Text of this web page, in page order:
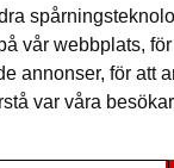
vår webbplats,
annonser, för att
var våra